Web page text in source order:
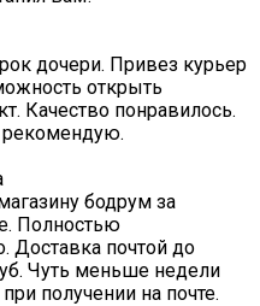
дочери. Привез курьер
открыть
Качество понравилось.
рекомендую.
бодрум за
Полностью
Доставка почтой до
Чуть меньше недели
получении на почте.